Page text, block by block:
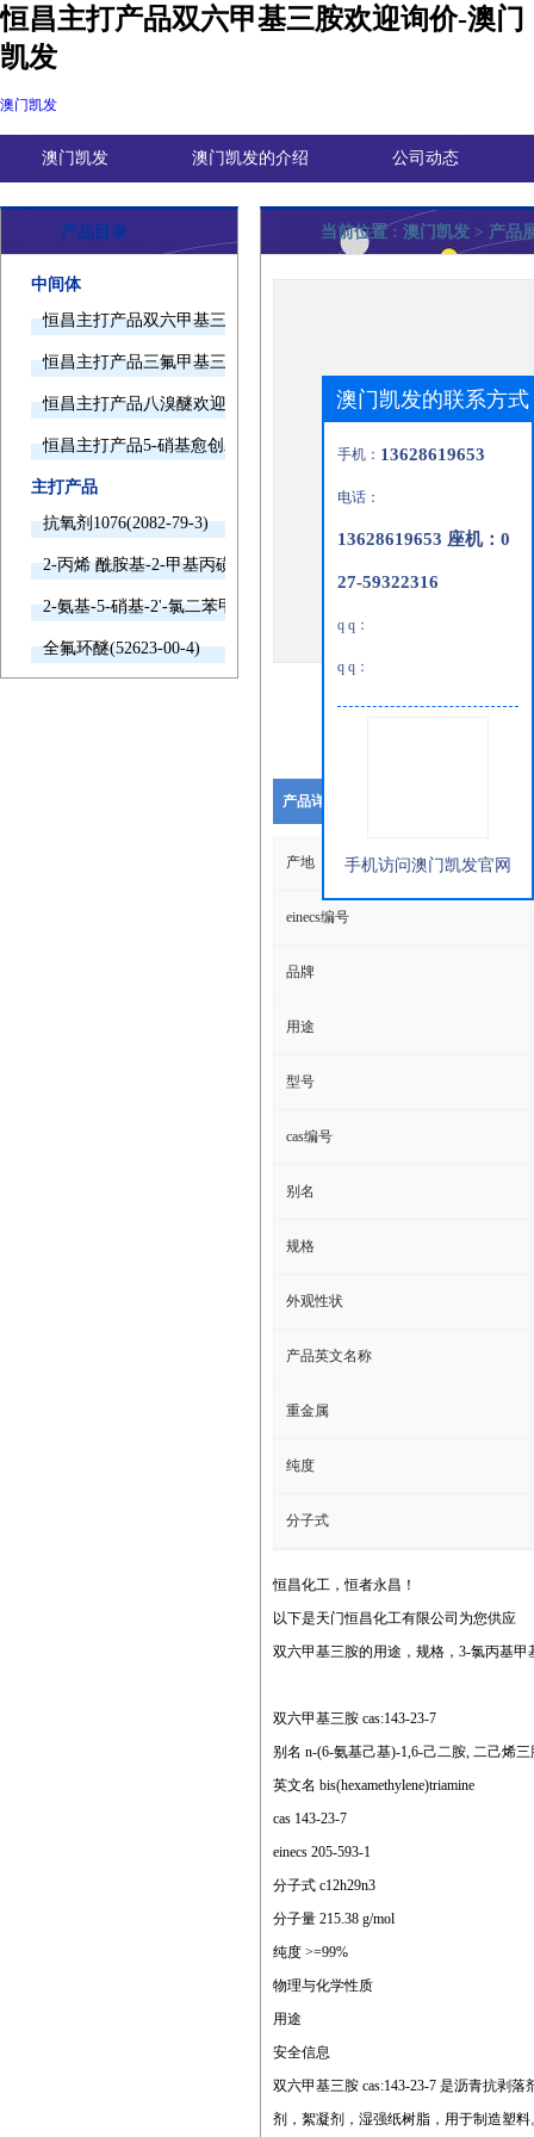
恒昌主打产品双六甲基三胺欢迎询价-澳门
凯发
澳门凯发
澳门凯发 澳门凯发的介绍 公司动态
产品目录
中间体
恒昌主打产品双六甲基三胺欢迎询价
恒昌主打产品三氟甲基三甲基硅烷欢迎询价
恒昌主打产品八溴醚欢迎询价
恒昌主打产品5-硝基愈创木酚钠欢迎询价
主打产品
抗氧剂1076(2082-79-3)
2-丙烯 酰胺基-2-甲基丙磺酸(15214-89-8)
2-氨基-5-硝基-2'-氯二苯甲酮(2011-66-7)
全氟环醚(52623-00-4)
当前位置 : 澳门凯发 > 产品
产品详细说明
产地
einecs编号
品牌
用途
型号
cas编号
别名
规格
外观性状
产品英文名称
重金属
纯度
分子式
恒昌化工，恒者永昌！
以下是天门恒昌化工有限公司为您供应
双六甲基三胺的用途，规格，3-氯丙基
双六甲基三胺 cas:143-23-7
别名 n-(6-氨基己基)-1,6-己二胺, 二己烯
英文名 bis(hexamethylene)triamine
cas 143-23-7
einecs 205-593-1
分子式 c12h29n3
分子量 215.38 g/mol
纯度 >=99%
物理与化学性质
用途
安全信息
双六甲基三胺 cas:143-23-7 是沥青抗剥
剂，絮凝剂，湿强纸树脂，用于制造塑料
澳门凯发的联系方式
手机： 13628619653
电话：
13628619653 座机：0
27-59322316
q q：
q q：
手机访问澳门凯发官网